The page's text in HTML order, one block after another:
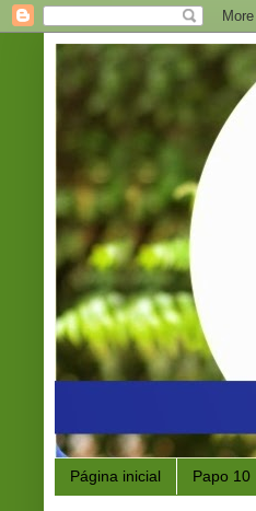
Página inicial Papo 10